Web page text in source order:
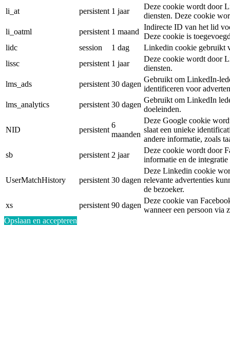
li_at
persistent 1 jaar
Deze cookie wordt door
diensten. Deze cookie
li_oatml
persistent 1 maand
Indirecte ID van het lid
Deze cookie is
lidc
session 1 dag
Linkedin cookie gebruikt
lissc
persistent 1 jaar
Deze cookie wordt door
diensten.
lms_ads
persistent 30 dagen
Gebruikt om LinkedIn-
identificeren voor
lms_analytics
persistent 30 dagen
Gebruikt om LinkedIn
doeleinden.
NID persistent
6
maanden
Deze Google cookie
slaat een unieke
andere informatie, zoals
sb
persistent 2 jaar
Deze cookie wordt door
informatie en de
UserMatchHistory persistent 30 dagen
Deze Linkedin cookie
relevante advertenties
de bezoeker.
xs
persistent 90 dagen
Deze cookie van
wanneer een persoon via
Opslaan en accepteren